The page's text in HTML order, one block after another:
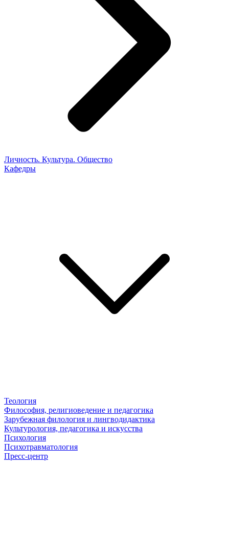
Личность. Культура. Общество
Кафедры
Теология
Философия, религиоведение и педагогика
Зарубежная филология и лингводидактика
Культурология, педагогика и искусства
Психология
Психотравматология
Пресс-центр